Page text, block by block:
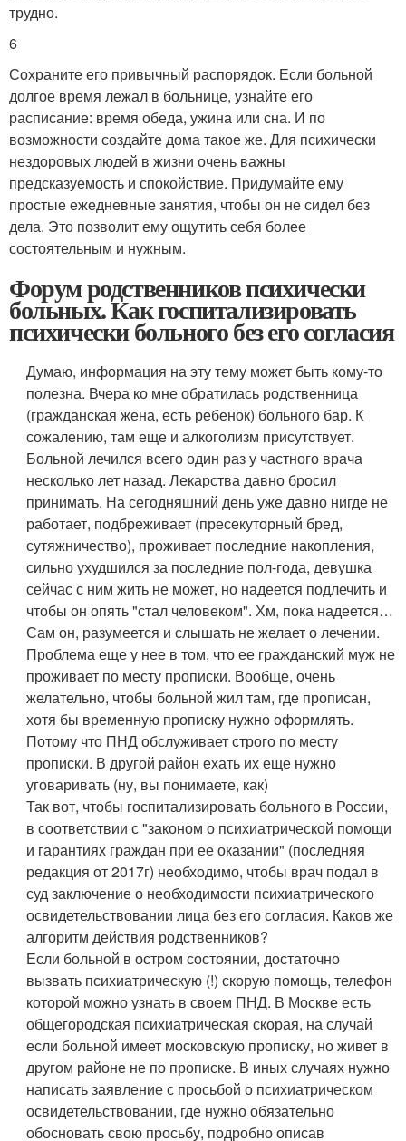
трудно.
6
Сохраните его привычный распорядок. Если больной
долгое время лежал в больнице, узнайте его
расписание: время обеда, ужина или сна. И по
возможности создайте дома такое же. Для психически
нездоровых людей в жизни очень важны
предсказуемость и спокойствие. Придумайте ему
простые ежедневные занятия, чтобы он не сидел без
дела. Это позволит ему ощутить себя более
состоятельным и нужным.
Форум родственников психически
больных. Как госпитализировать
психически больного без его согласия
Думаю, информация на эту тему может быть кому-то
полезна. Вчера ко мне обратилась родственница
(гражданская жена, есть ребенок) больного бар. К
сожалению, там еще и алкоголизм присутствует.
Больной лечился всего один раз у частного врача
несколько лет назад. Лекарства давно бросил
принимать. На сегодняшний день уже давно нигде не
работает, подбреживает (пресекуторный бред,
сутяжничество), проживает последние накопления,
сильно ухудшился за последние пол-года, девушка
сейчас с ним жить не может, но надеется подлечить и
чтобы он опять "стал человеком". Хм, пока надеется…
Сам он, разумеется и слышать не желает о лечении.
Проблема еще у нее в том, что ее гражданский муж не
проживает по месту прописки. Вообще, очень
желательно, чтобы больной жил там, где прописан,
хотя бы временную прописку нужно оформлять.
Потому что ПНД обслуживает строго по месту
прописки. В другой район ехать их еще нужно
уговаривать (ну, вы понимаете, как)
Так вот, чтобы госпитализировать больного в России,
в соответствии с "законом о психиатрической помощи
и гарантиях граждан при ее оказании" (последняя
редакция от 2017г) необходимо, чтобы врач подал в
суд заключение о необходимости психиатрического
освидетельствовании лица без его согласия. Каков же
алгоритм действия родственников?
Если больной в остром состоянии, достаточно
вызвать психиатрическую (!) скорую помощь, телефон
которой можно узнать в своем ПНД. В Москве есть
общегородская психиатрическая скорая, на случай
если больной имеет московскую прописку, но живет в
другом районе не по прописке. В иных случаях нужно
написать заявление с просьбой о психиатрическом
освидетельствовании, где нужно обязательно
обосновать свою просьбу, подробно описав